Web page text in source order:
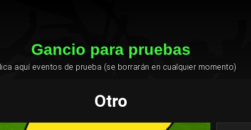
Gancio para pruebas
aquí eventos de prueba (se borrarán en cualquier momento)
Otro